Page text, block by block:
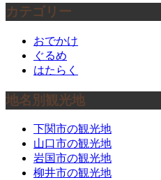
カテゴリー
おでかけ
ぐるめ
はたらく
地名別観光地
下関市の観光地
山口市の観光地
岩国市の観光地
柳井市の観光地